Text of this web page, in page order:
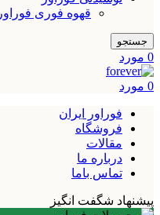
قهوه فوری فوراور
جستجو
0 مورد
0 مورد
فوراور ایران
فروشگاه
مقالات
درباره ما
تماس باما
پیشنهاد شگفت انگیز